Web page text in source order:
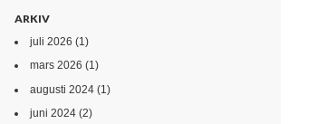
ARKIV
juli 2026 (1)
mars 2026 (1)
augusti 2024(1)
juni 2024(2)